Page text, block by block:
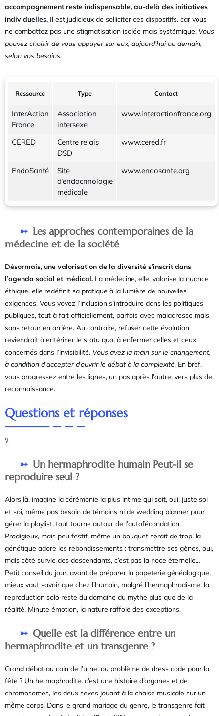
accompagnement reste indispensable, au-delà des initiatives
individuelles. Il est judicieux de solliciter ces dispositifs, car vous
ne combattez pas une stigmatisation isolée mais systémique. Vous
pouvez choisir de vous appuyer sur eux, aujourd’hui ou demain,
selon vos besoins.
Ressource Type Contact
InterAction
France
Association
intersexe
www.interactionfrance.org
CERED
Centre relais
DSD
www.cered.fr
EndoSanté
Site
d’endocrinologie
médicale
www.endosante.org
Les approches contemporaines de la
médecine et de la société
Désormais, une valorisation de la diversité s’inscrit dans
l’agenda social et médical. La médecine, elle, valorise la nuance
éthique, elle redéfinit sa pratique à la lumière de nouvelles
exigences. Vous voyez l’inclusion s’introduire dans les politiques
publiques, tout à fait officiellement, parfois avec maladresse mais
sans retour en arrière. Au contraire, refuser cette évolution
reviendrait à entériner le statu quo, à enfermer celles et ceux
concernés dans l’invisibilité. Vous avez la main sur le changement,
à condition d’accepter d’ouvrir le débat à la complexité. En bref,
vous progressez entre les lignes, un pas après l’autre, vers plus de
reconnaissance.
Questions et réponses
\t
Un hermaphrodite humain Peut-il se
reproduire seul ?
Alors là, imagine la cérémonie la plus intime qui soit, oui, juste soi
et soi, même pas besoin de témoins ni de wedding planner pour
gérer la playlist, tout tourne autour de l’autofécondation.
Prodigieux, mais peu festif, même un bouquet serait de trop, la
génétique adore les rebondissements : transmettre ses gènes, oui,
mais côté survie des descendants, c’est pas la noce éternelle…
Petit conseil du jour, avant de préparer la papeterie généalogique,
mieux vaut savoir que chez l’humain, malgré l’hermaphrodisme, la
reproduction solo reste du domaine du mythe plus que de la
réalité. Minute émotion, la nature raffole des exceptions.
Quelle est la différence entre un
hermaphrodite et un transgenre ?
Grand débat au coin de l’urne, ou problème de dress code pour la
fête ? Un hermaphrodite, c’est une histoire d’organes et de
chromosomes, les deux sexes jouant à la chaise musicale sur un
même corps. Dans le grand mariage du genre, le transgenre fait